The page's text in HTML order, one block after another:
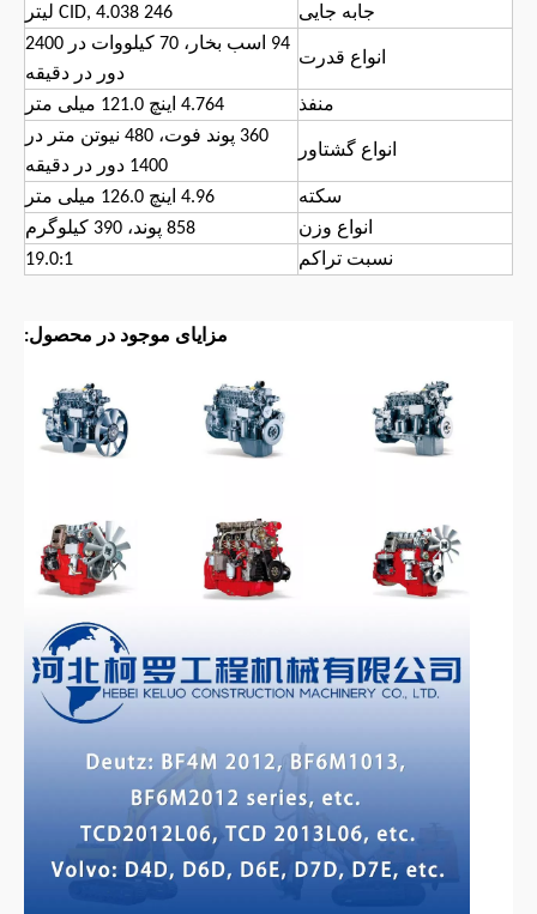
جابه جایی 246 CID, 4.038 لیتر
انواع قدرت
94 اسب بخار، 70 کیلووات در 2400
دور در دقیقه
منفذ
4.764 اینچ 121.0 میلی متر
انواع گشتاور
360 پوند فوت، 480 نیوتن متر در
1400 دور در دقیقه
سکته
4.96 اینچ 126.0 میلی متر
انواع وزن
858 پوند، 390 کیلوگرم
نسبت تراکم
19.0:1
مزایای موجود در محصول: